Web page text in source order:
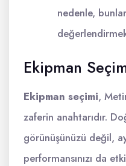
nedenle,
Ekipman
Ekipman seçimi,
zaferin anahtarıdır.
görünüşünüzü değil,
performansınızı da